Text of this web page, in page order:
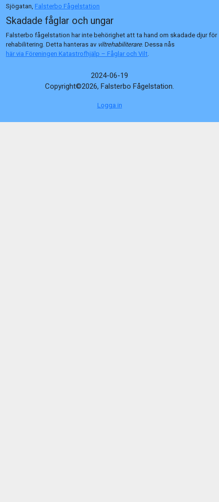
Sjögatan, Falsterbo Fågelstation
Skadade fåglar och ungar
Falsterbo fågelstation har inte behörighet att ta hand om skadade djur för
rehabilitering. Detta hanteras av viltrehabiliterare. Dessa nås
här via Föreningen Katastrofhjälp – Fåglar och Vilt.
2024-06-19
Copyright©2026, Falsterbo Fågelstation.
Logga in